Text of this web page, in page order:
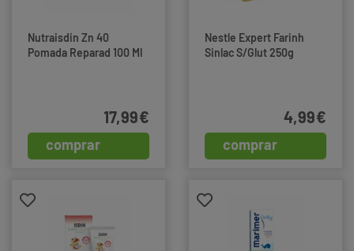
Nutraisdin Zn 40
Pomada Reparad 100 Ml
comprar
17,99€
Nestle Expert Farinh
Sinlac S/Glut 250g
comprar
4,99€